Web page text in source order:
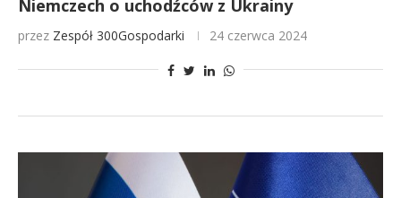
Niemczech o uchodźców z Ukrainy
przez Zespół 300Gospodarki 24 czerwca 2024